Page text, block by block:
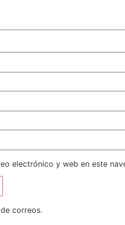
electrónico y web en este
correos.